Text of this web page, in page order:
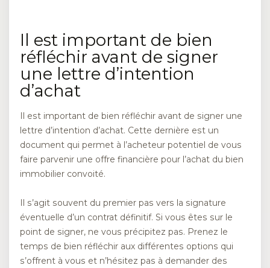
Il est important de bien
réfléchir avant de signer
une lettre d’intention
d’achat
Il est important de bien réfléchir avant de signer une
lettre d’intention d’achat. Cette dernière est un
document qui permet à l’acheteur potentiel de vous
faire parvenir une offre financière pour l’achat du bien
immobilier convoité.
Il s’agit souvent du premier pas vers la signature
éventuelle d’un contrat définitif. Si vous êtes sur le
point de signer, ne vous précipitez pas. Prenez le
temps de bien réfléchir aux différentes options qui
s’offrent à vous et n’hésitez pas à demander des